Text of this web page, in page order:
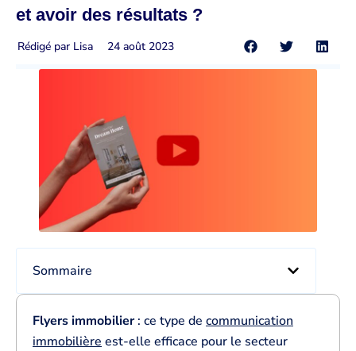
et avoir des résultats ?
Rédigé par Lisa 24 août 2023
Sommaire
Flyers immobilier: ce type de communication
immobilière est-elle efficace pour le secteur